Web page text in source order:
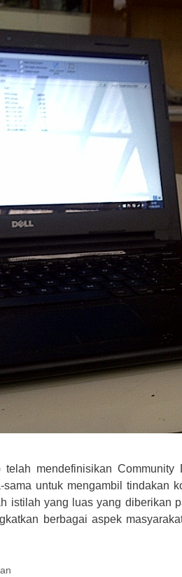
telah mendefinisikan
untuk mengambil tindakan
istilah yang luas yang diberikan
berbagai aspek